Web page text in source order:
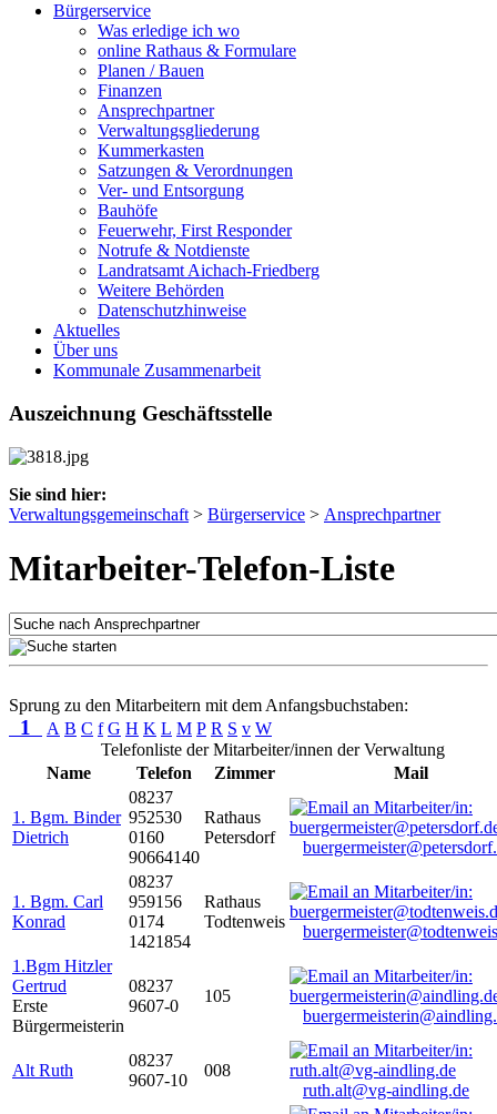
Bürgerservice
Was erledige ich wo
online Rathaus & Formulare
Planen / Bauen
Finanzen
Ansprechpartner
Verwaltungsgliederung
Kummerkasten
Satzungen & Verordnungen
Ver- und Entsorgung
Bauhöfe
Feuerwehr, First Responder
Notrufe & Notdienste
Landratsamt Aichach-Friedberg
Weitere Behörden
Datenschutzhinweise
Aktuelles
Über uns
Kommunale Zusammenarbeit
Auszeichnung Geschäftsstelle
Sie sind hier:
Verwaltungsgemeinschaft > Bürgerservice > Ansprechpartner
Mitarbeiter-Telefon-Liste
Sprung zu den Mitarbeitern mit dem Anfangsbuchstaben:
1 A B C f G H K L M P R S v W
Telefonliste der Mitarbeiter/innen der Verwaltung
Name
Telefon Zimmer Mail
1. Bgm. Binder
Dietrich
08237
952530
0160
90664140
Rathaus
Petersdorf
1. Bgm. Carl
Konrad
08237
959156
0174
1421854
Rathaus
Todtenweis
1.Bgm Hitzler
Gertrud
Erste
Bürgermeisterin
08237
9607-0
105
Alt Ruth
08237
9607-10
008
ruth.alt@vg-aindling.de